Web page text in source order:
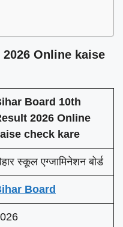
Online kaise
Board 10th
2026 Online
check kare
स्कूल एग्जामिनेशन बोर्ड
Board